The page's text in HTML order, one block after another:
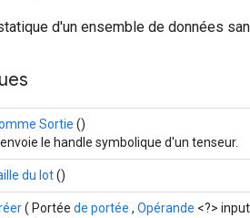
d'un ensemble de données
Sortie ()
le handle symbolique d'un tenseur.
du lot()
( Portée de portée , Opérande <?>